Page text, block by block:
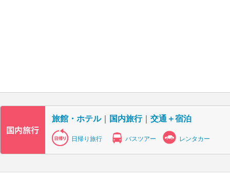
旅館・ホテル｜ 国内旅行｜ 交通＋宿泊
日帰り旅行 バスツアー レンタカー